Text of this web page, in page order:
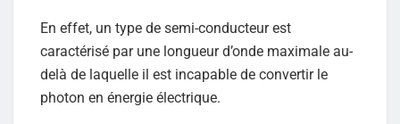
En effet, un type de semi-conducteur est
caractérisé par une longueur d’onde maximale au-
delà de laquelle il est incapable de convertir le
photon en énergie électrique.